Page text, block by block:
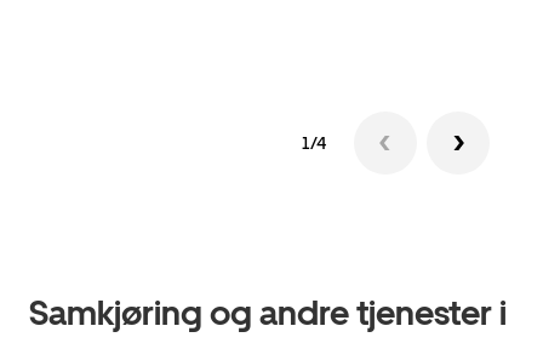
1/4
Samkjøring og andre tjenester i